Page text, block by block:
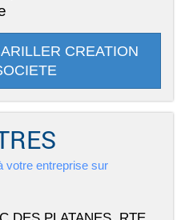
CREATION
votre entreprise sur